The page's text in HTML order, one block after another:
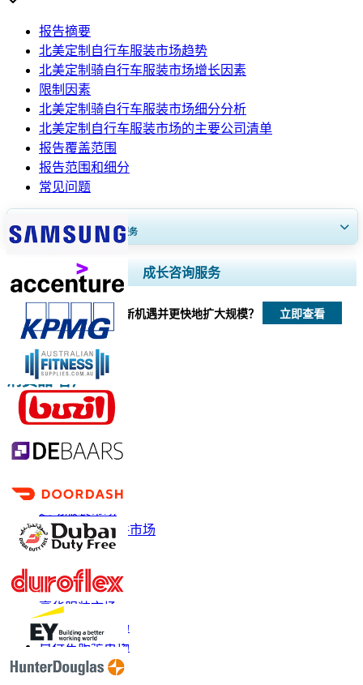
报告摘要
北美定制自行车服装市场趋势
北美定制骑自行车服装市场增长因素
限制因素
北美定制骑自行车服装市场细分分析
北美定制自行车服装市场的主要公司清单
报告覆盖范围
报告范围和细分
常见问题
获得30至60小时 免费定制服务
扩大区域和国家覆盖范围， 细分市场分析， 公司简介， 竞争基准分析，
以及最终用户洞察。
立即定制
成长咨询服务
我们如何帮助您发现新机遇并更快地扩大规模？ 立即查看
消费品 客户
相关报道
运动服市场
冲浪服装和配件市场
户外服装市场
儿童服装市场
赛车服装市场
豪华服装市场
功能性服装市场
自行车服装市场
婴儿服装市场